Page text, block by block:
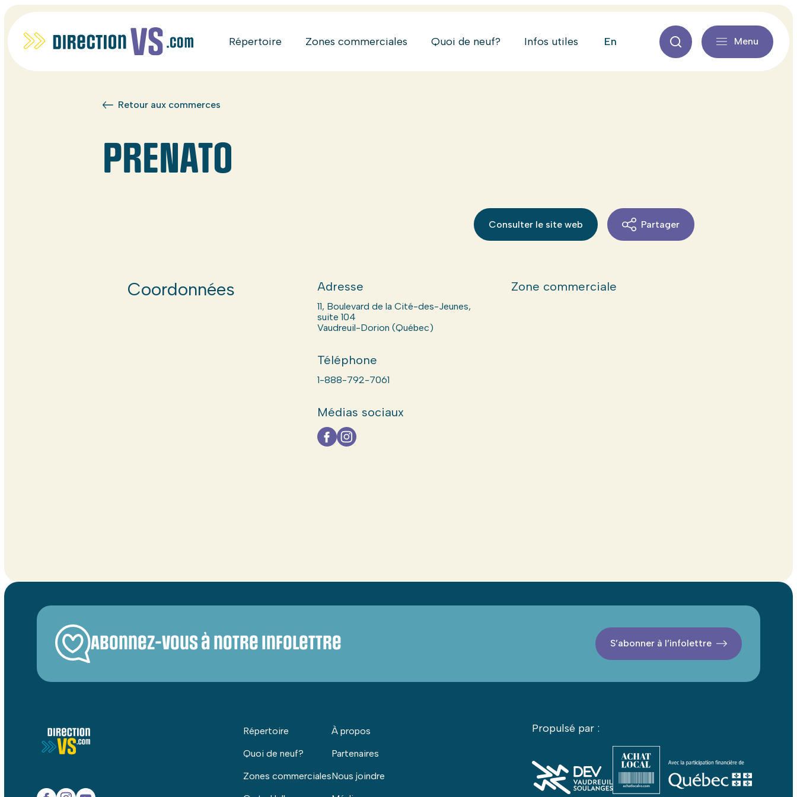
Répertoire Zones commerciales Quoi de neuf? Infos utiles en Menu
Retour aux commerces
PRENATO
Consulter le site web Partager
Coordonnées Adresse
11, Boulevard de la Cité-des-Jeunes,
suite 104
Vaudreuil-Dorion (Québec)
Téléphone
1-888-792-7061
Médias sociaux
Zone commerciale
Abonnez-vous à notre infolettre S’abonner à l’infolettre
Répertoire
Quoi de neuf?
Zones commerciales
À propos
Partenaires
Nous joindre
Propulsé par :